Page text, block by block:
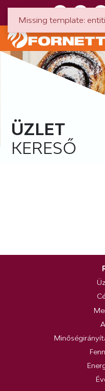
ÜZLET
KERESŐ
Missing template: